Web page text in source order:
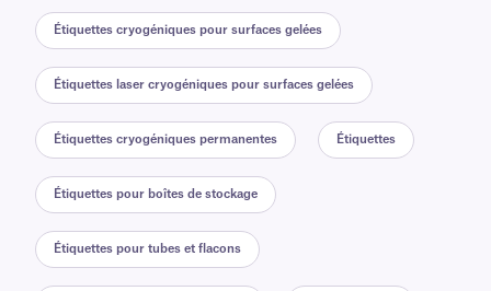
Étiquettes cryogéniques pour surfaces gelées
Étiquettes laser cryogéniques pour surfaces gelées
Étiquettes cryogéniques permanentes Étiquettes
Étiquettes pour boîtes de stockage
Étiquettes pour tubes et flacons